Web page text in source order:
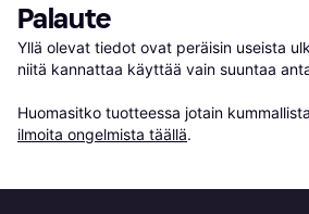
Palaute
Yllä olevat tiedot ovat peräisin useista
niitä kannattaa käyttää vain suuntaa
Huomasitko tuotteessa jotain
ilmoita ongelmista täällä.